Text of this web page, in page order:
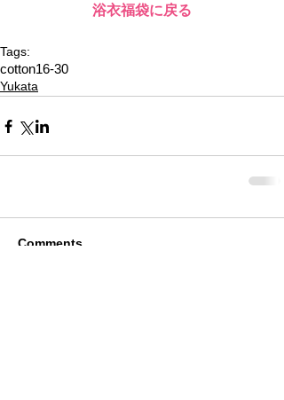
浴衣福袋に戻る
Tags:
cotton16-30
Yukata
Comments